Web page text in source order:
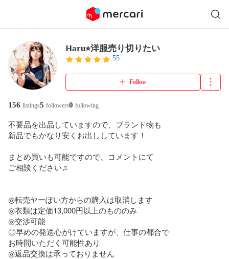
Haru⭐︎洋服売り切りたい
55
Follow
156 listings5 followers0 following
不要品を出品していますので、ブランド物も
新品でもかなり安くお出ししています！
まとめ買いも可能ですので、コメントにて
ご相談ください♫
◎転売ヤーぽい方からの購入は取消します
◎衣類は定価13,000円以上のもののみ
◎交渉可能
◎早めの発送心がけていますが、仕事の都合で
お時間いただく可能性あり
◎返品交換は承っておりません